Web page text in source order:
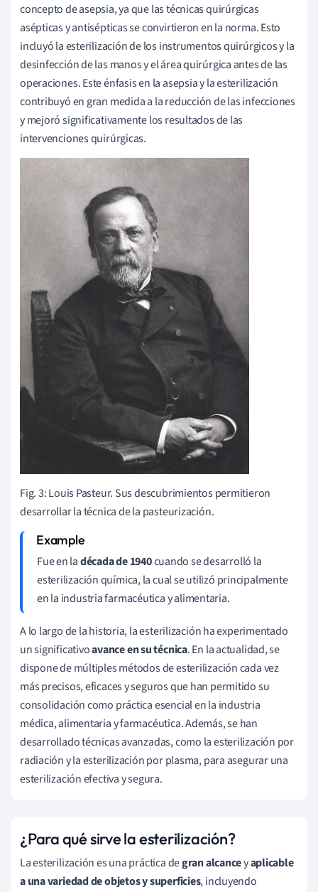
concepto de asepsia, ya que las técnicas quirúrgicas
asépticas y antisépticas se convirtieron en la norma. Esto
incluyó la esterilización de los instrumentos quirúrgicos y la
desinfección de las manos y el área quirúrgica antes de las
operaciones. Este énfasis en la asepsia y la esterilización
contribuyó en gran medida a la reducción de las infecciones
y mejoró significativamente los resultados de las
intervenciones quirúrgicas.
Fig. 3: Louis Pasteur. Sus descubrimientos permitieron
desarrollar la técnica de la pasteurización.
Fue en ladécada de1940cuando se desarrolló la
esterilización química, la cual se utilizó principalmente
en la industria farmacéutica y alimentaria.
A lo largo de la historia, la esterilización ha experimentado
un significativoavanceen su técnica. En la actualidad, se
dispone de múltiples métodos de esterilización cada vez
más precisos, eficaces y seguros que han permitido su
consolidación como práctica esencial en la industria
médica, alimentaria y farmacéutica. Además, se han
desarrollado técnicas avanzadas, como la esterilización por
radiación y la esterilización por plasma, para asegurar una
esterilización efectiva y segura.
¿Para qué sirve la esterilización?
La esterilización es una práctica degran alcanceyaplicable
a una variedad de objetos y superficies, incluyendo